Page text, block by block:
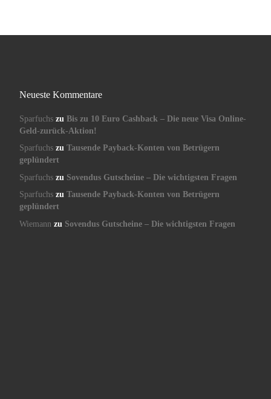
Neueste Kommentare
Sparfuchszu Bis zu 10 Euro Cashback – Die neue Visa Online-
Geld-zurück-Aktion!
Sparfuchszu Tausende Payback-Konten von Betrügern
geplündert
Sparfuchszu Sovendus Gutscheine – Die wichtigsten Fragen
Sparfuchszu Tausende Payback-Konten von Betrügern
geplündert
Wiemann zu Sovendus Gutscheine – Die wichtigsten Fragen